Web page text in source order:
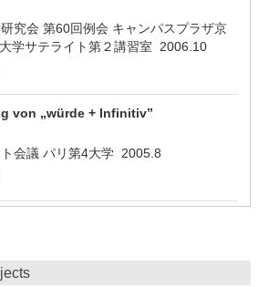
究会 第60回例会 キャンパスプラザ京
学サテライト第２講習室 2006.10
von „würde + Infinitiv”
会議 パリ第4大学 2005.8